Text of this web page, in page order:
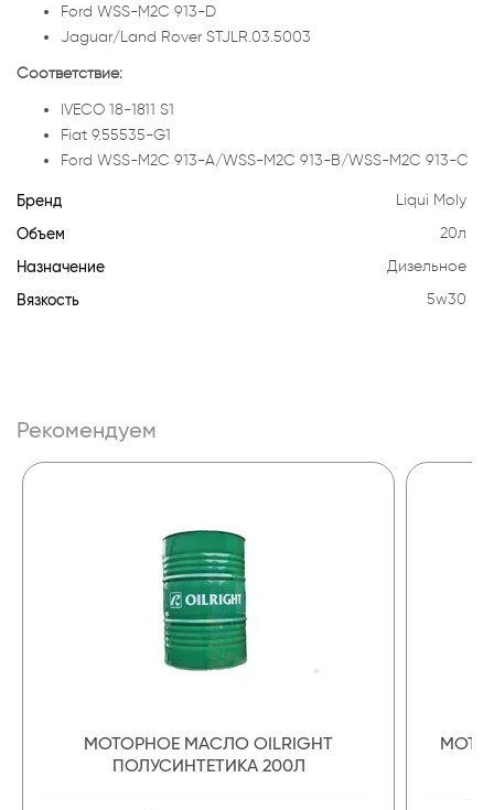
Ford WSS-M2C 913-D
Jaguar/Land Rover STJLR.03.5003
Соответствие:
IVECO 18-1811 S1
Fiat 9.55535-G1
Ford WSS-M2C 913-A/WSS-M2C 913-B/WSS-M2C 913-C
Бренд Liqui Moly
Объем 20л
Назначение Дизельное
Вязкость 5w30
Рекомендуем
МОТОРНОЕ МАСЛО OILRIGHT
ПОЛУСИНТЕТИКА 200Л